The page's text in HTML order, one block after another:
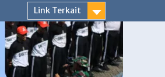
Link Terkait